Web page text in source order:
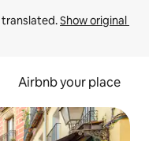
translated. Show original
Airbnb your place